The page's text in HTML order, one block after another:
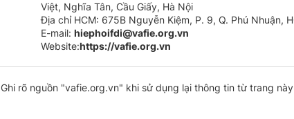
Việt, Nghĩa Tân, Cầu Giấy, Hà Nội
Địa chỉ HCM: 675B Nguyễn Kiệm, P. 9, Q. Phú Nhuận,
E-mail: hiephoifdi@vafie.org.vn
Website:https://vafie.org.vn
Ghi rõ nguồn "vafie.org.vn" khi sử dụng lại thông tin từ trang này